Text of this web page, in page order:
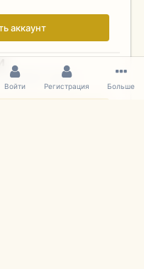
аккаунт
Войдите здесь.
Войти Регистрация Больше